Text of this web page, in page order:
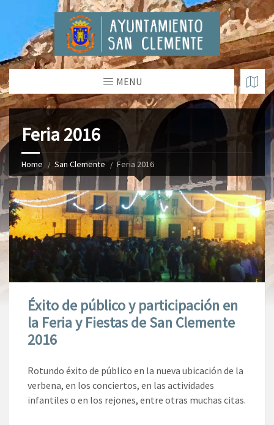
MENU
Feria 2016
Home San Clemente Feria 2016
Éxito de público y participación en
la Feria y Fiestas de San Clemente
2016
Rotundo éxito de público en la nueva ubicación de la
verbena, en los conciertos, en las actividades
infantiles o en los rejones, entre otras muchas citas.